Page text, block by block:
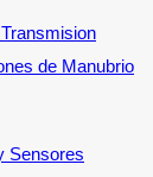
de Manubrio
Sensores